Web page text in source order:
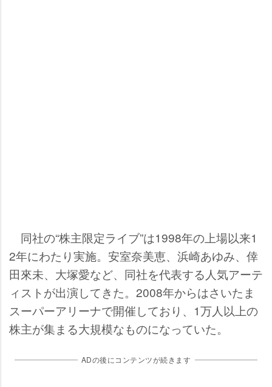
同社の“株主限定ライブ”は1998年の上場以来1
2年にわたり実施。安室奈美恵、浜崎あゆみ、倖
田來未、大塚愛など、同社を代表する人気アーテ
ィストが出演してきた。2008年からはさいたま
スーパーアリーナで開催しており、1万人以上の
株主が集まる大規模なものになっていた。
ADの後にコンテンツが続きます